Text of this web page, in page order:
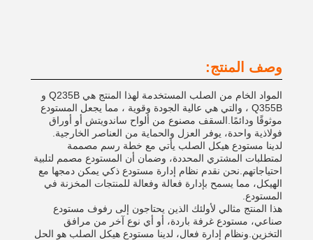
وصف المنتج:
المواد الخام من الصلب المستخدمة لهذا المنتج هي Q235B و
Q355B ، والتي هي عالية الجودة وقوية ، مما يجعل المستودع
موثوقًا ودائمًا.السقف مصنوع من ألواح ساندويتش أو أوراق
فولاذية واحدة، يوفر العزل والحماية من العناصر الخارجية.
لدينا مستودع هيكل الصلب يأتي مع خطة رسم مصممة
لمتطلبات المشتري المحددة، وضمان أن المستودع مصمم لتلبية
احتياجاتهم.نحن نقدم نظام إدارة مستودع ذكي يمكن دمجها مع
الهيكل، مما يسمح بإدارة فعالة وفعالة للمنتجات المخزنة في
المستودع.
هذا المنتج مثالي لأولئك الذين يحتاجون إلى رفوف مستودع
صناعي، مستودع غرفة باردة، أو أي نوع آخر من مرافق
التخزين.ونظام إدارة فعال، لدينا مستودع هيكل الصلب هو الحل